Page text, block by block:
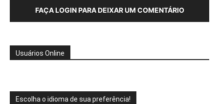
FAÇA LOGIN PARA DEIXAR UM COMENTÁRIO
Usuários Online
Escolha o idioma de sua preferência!